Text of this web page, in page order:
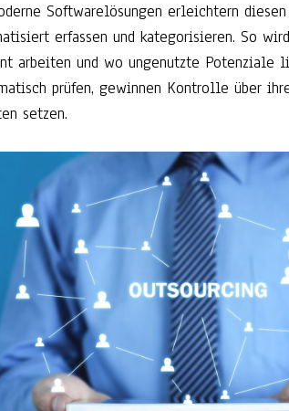
Softwarelösungen erleichtern
erfassen und kategorisieren. So
arbeiten und wo ungenutzte Potenziale
prüfen, gewinnen Kontrolle über
setzen.